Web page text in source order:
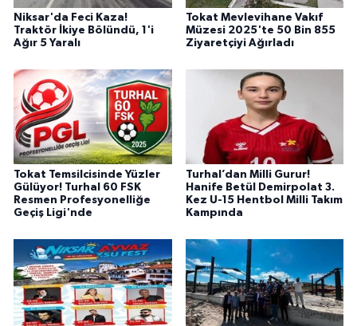
Niksar'da Feci Kaza!
Traktör İkiye Bölündü, 1'i
Ağır 5 Yaralı
Tokat Mevlevihane Vakıf
Müzesi 2025'te 50 Bin 855
Ziyaretçiyi Ağırladı
Tokat Temsilcisinde Yüzler
Gülüyor! Turhal 60 FSK
Resmen Profesyonelliğe
Geçiş Ligi'nde
Turhal’dan Milli Gurur!
Hanife Betül Demirpolat 3.
Kez U-15 Hentbol Milli Takım
Kampında